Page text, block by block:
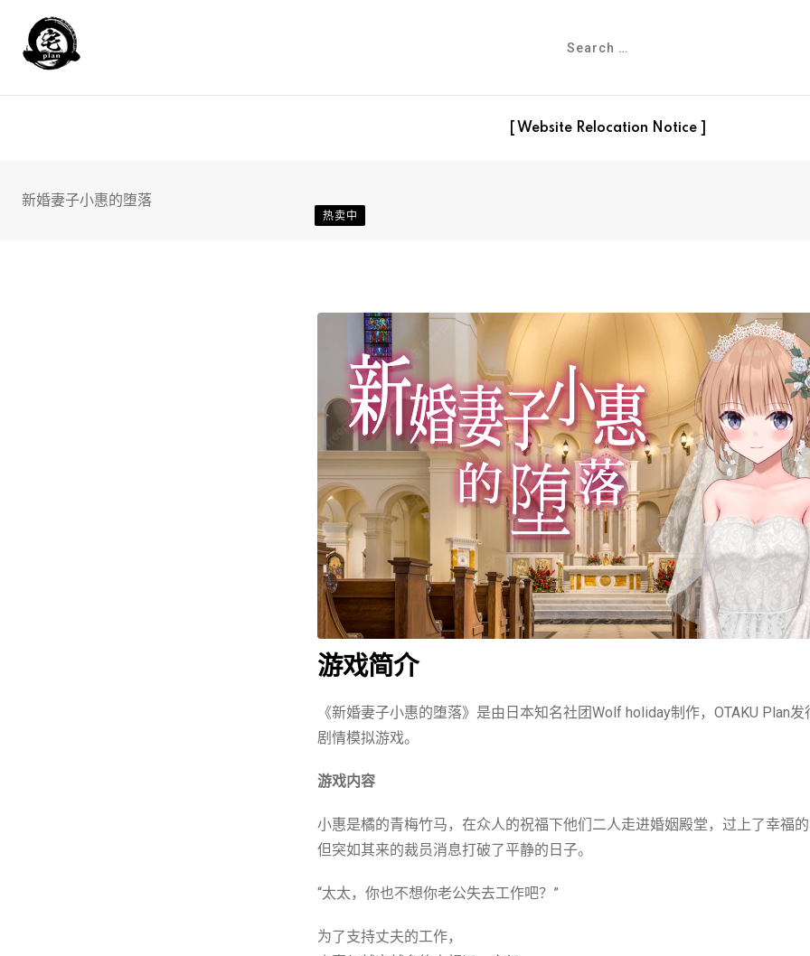
content
[ Website Relocation Notice ]
新婚妻子小惠的堕落
热卖中
游戏简介
《新婚妻子小惠的堕落》是由日本知名社团Wolf holiday制作，OTAKU Plan发
剧情模拟游戏。
游戏内容
小惠是橘的青梅竹马，在众人的祝福下他们二人走进婚姻殿堂，过上了幸福
但突如其来的裁员消息打破了平静的日子。
“太太，你也不想你老公失去工作吧？”
为了支持丈夫的工作，